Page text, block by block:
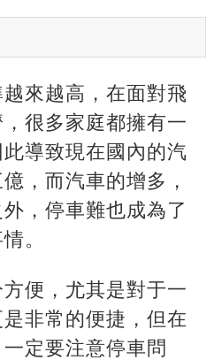
來越高，在面對飛
很多家庭都擁有一
導致現在國內的汽
，而汽車的增多，
，停車難也成為了
。
便，尤其是對于一
非常的便捷，但在
定要注意停車問